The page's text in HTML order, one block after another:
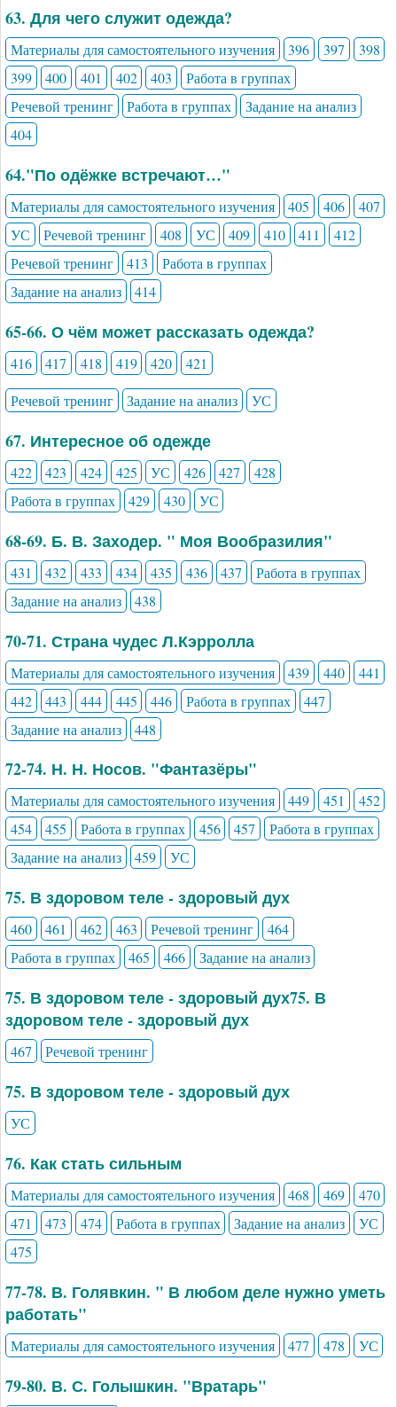
63. Для чего служит одежда?
Материалы для самостоятельного изучения 396 397
398
399
400 401 402 403
Работа в группах
Речевой тренинг
Работа в группах
Задание на анализ
404
64."По одёжке встречают…"
Материалы для самостоятельного изучения 405 406
407
УС
Речевой тренинг 408 УС 409 410 411
412
Речевой тренинг
413
Работа в группах
Задание на анализ
414
65-66. О чём может рассказать одежда?
416 417 418 419 420
421
Речевой тренинг
Задание на анализ УС
67. Интересное об одежде
422 423 424 425 УС 426 427
428
Работа в группах
429 430 УС
68-69. Б. В. Заходер. " Моя Вообразилия"
431 432 433 434 435 436 437
Работа в группах
Задание на анализ
438
70-71. Страна чудес Л.Кэрролла
Материалы для самостоятельного изучения 439 440
441
442
443 444 445 446 Работа в группах
447
Задание на анализ
448
72-74. Н. Н. Носов. "Фантазёры"
Материалы для самостоятельного изучения 449 451
452
454
455 Работа в группах 456 457
Работа в группах
Задание на анализ
459 УС
75. В здоровом теле - здоровый дух
460 461 462 463 Речевой тренинг
464
Работа в группах
465 466 Задание на анализ
75. В здоровом теле - здоровый дух75. В
здоровом теле - здоровый дух
467 Речевой тренинг
75. В здоровом теле - здоровый дух
УС
76. Как стать сильным
Материалы для самостоятельного изучения 468 469
470
471
473 474 Работа в группах Задание на анализ
УС
475
77-78. В. Голявкин. " В любом деле нужно уметь
работать"
Материалы для самостоятельного изучения 477 478 УС
79-80. В. С. Голышкин. "Вратарь"